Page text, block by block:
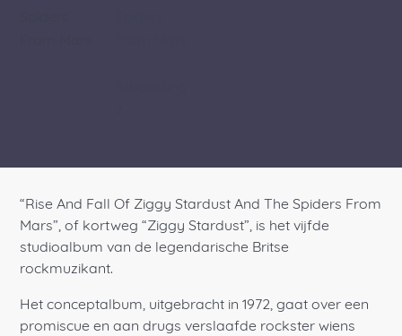
“Rise And Fall Of Ziggy Stardust And The Spiders From
Mars”, of kortweg “Ziggy Stardust”, is het vijfde
studioalbum van de legendarische Britse
rockmuzikant.
Het conceptalbum, uitgebracht in 1972, gaat over een
promiscue en aan drugs verslaafde rockster wiens